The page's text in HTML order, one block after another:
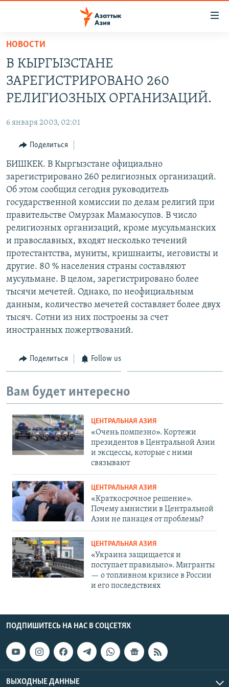
Вернуться
основному
содержанию
Вернутся
главной
навигации
Вернутся
поиску
КЫРГЫЗСТАН
ТАДЖИКИСТАН
ВОЙНА В УКРАИНЕ
ҚАЗАҚША
КЫРГЫЗЧА
ЎЗБЕКЧА
ТОҶИКӢ
TÜRKMENÇE
Все сайты РСЕ/РС
НОВОСТИ
В КЫРГЫЗСТАНЕ
ЗАРЕГИСТРИРОВАНО 260
РЕЛИГИОЗНЫХ ОРГАНИЗАЦИЙ.
6 января 2003, 02:01
Поделиться
БИШКЕК. В Кыргызстане официально
зарегистрировано 260 религиозных организаций.
Об этом сообщил сегодня руководитель
государственной комиссии по делам религий при
правительстве Омурзак Мамаюсупов. В число
религиозных организаций, кроме мусульманских
и православных, входят несколько течений
протестантства, муниты, кришнаиты, иеговисты и
другие. 80 % населения страны составляют
мусульмане. В целом, зарегистрировано более
тысячи мечетей. Однако, по неофициальным
данным, количество мечетей составляет более двух
тысяч. Сотни из них построены за счет
иностранных пожертвований.
Поделиться Follow us
Вам будет интересно
ЦЕНТРАЛЬНАЯ АЗИЯ
«Очень помпезно». Кортежи
президентов в Центральной Азии
и эксцессы, которые с ними
связывают
ЦЕНТРАЛЬНАЯ АЗИЯ
«Краткосрочное решение».
Почему амнистии в Центральной
Азии не панацея от проблемы?
ЦЕНТРАЛЬНАЯ АЗИЯ
«Украина защищается и
поступает правильно». Мигранты
— о топливном кризисе в России
и его последствиях
ПОДПИШИТЕСЬ НА НАС В СОЦСЕТЯХ
ВЫХОДНЫЕ ДАННЫЕ